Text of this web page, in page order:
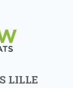
LILLE